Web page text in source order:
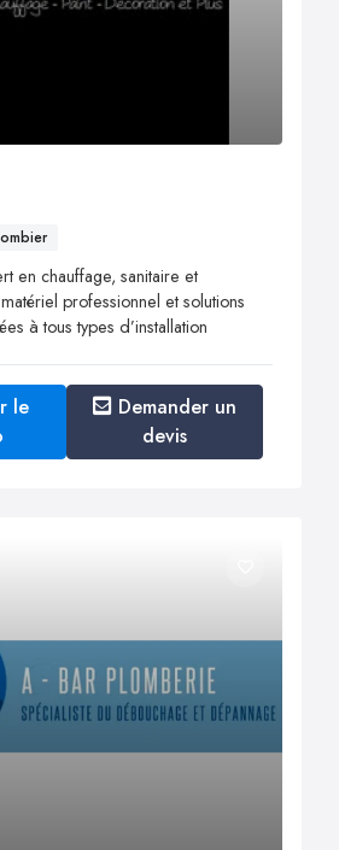
en chauffage, sanitaire et
professionnel et solutions
à tous types d’installation
le
Demander un
devis